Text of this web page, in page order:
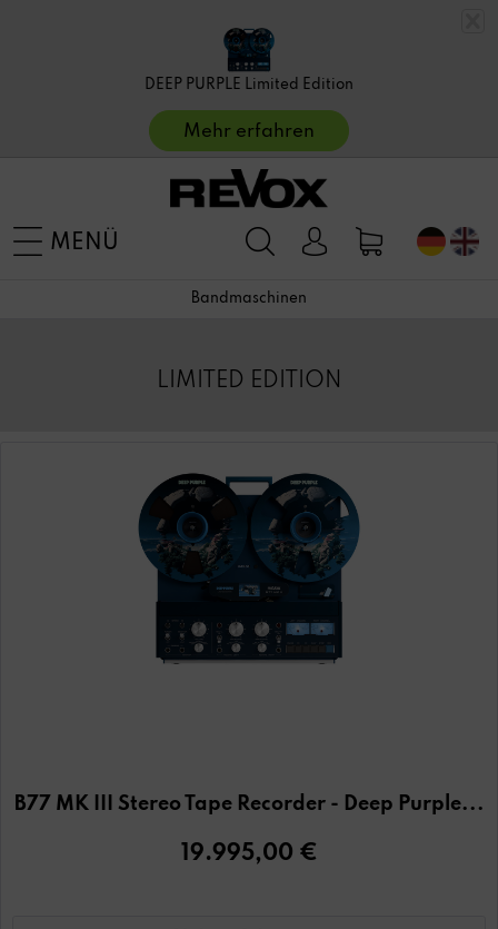
DEEP PURPLE Limited Edition
Mehr erfahren
MENÜ
Bandmaschinen
LIMITED EDITION
B77 MK III Stereo Tape Recorder - Deep Purple...
19.995,00 €